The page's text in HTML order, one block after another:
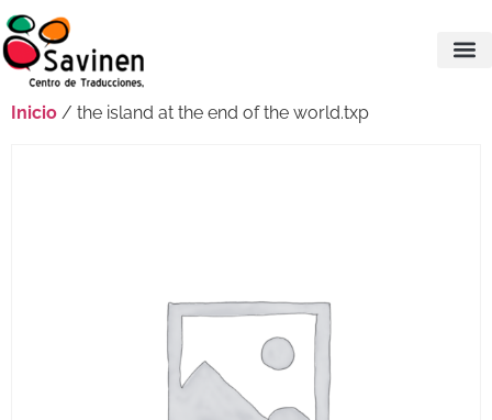
Inicio / the island at the end of the world.txp